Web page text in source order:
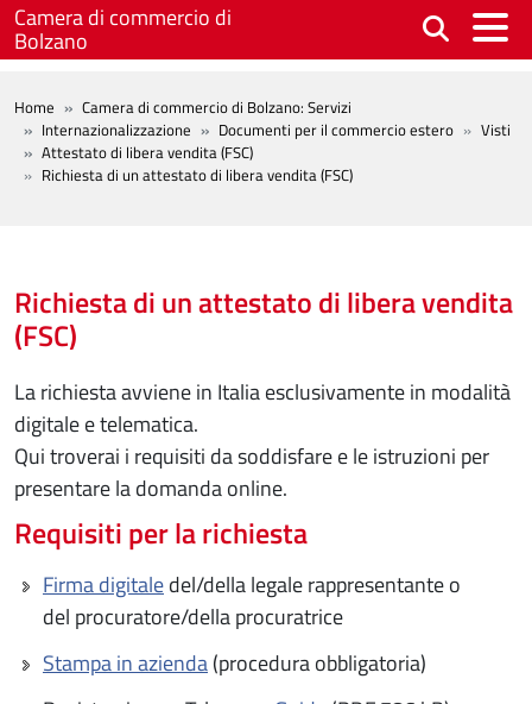
Salta al contenuto principale
Camera di commercio di
Bolzano
BREADCRUMB
Home
Camera di commercio di Bolzano: Servizi
Internazionalizzazione
Documenti per il commercio estero
Visti
Attestato di libera vendita (FSC)
Richiesta di un attestato di libera vendita (FSC)
Richiesta di un attestato di libera vendita
(FSC)
La richiesta avviene in Italia esclusivamente in modalità
digitale e telematica.
Qui troverai i requisiti da soddisfare e le istruzioni per
presentare la domanda online.
Requisiti per la richiesta
Firma digitaledel/della legale rappresentante o
del procuratore/della procuratrice
Stampa in azienda(procedura obbligatoria)